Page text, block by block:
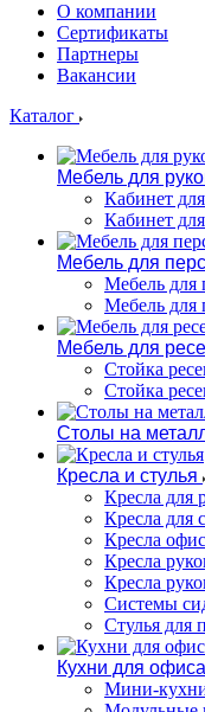
О компании
Сертификаты
Партнеры
Вакансии
Каталог
Мебель для
Кабинет
Кабинет
Мебель для
Мебель для
Мебель для
Мебель для
Стойка
Стойка
Столы на
Кресла и стулья
Кресла для
Кресла для
Кресла
Кресла
Кресла
Системы
Стулья для
Кухни для офиса
Мини-